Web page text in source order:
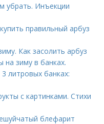
убрать. Инъекции
правильный арбуз
Как засолить арбуз
на зиму в банках.
литровых банках:
с картинками. Стихи
блефарит